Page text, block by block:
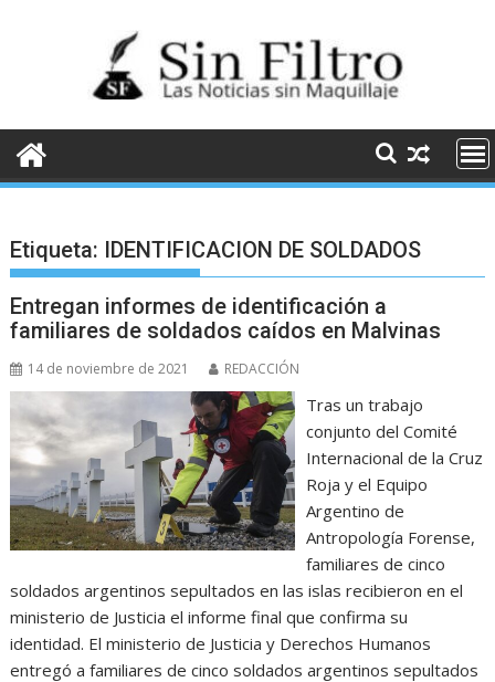
Etiqueta: IDENTIFICACION DE SOLDADOS
Entregan informes de identificación a
familiares de soldados caídos en Malvinas
14 de noviembre de 2021 REDACCIÓN
Tras un trabajo
conjunto del Comité
Internacional de la Cruz
Roja y el Equipo
Argentino de
Antropología Forense,
familiares de cinco
soldados argentinos sepultados en las islas recibieron en el
ministerio de Justicia el informe final que confirma su
identidad. El ministerio de Justicia y Derechos Humanos
entregó a familiares de cinco soldados argentinos sepultados